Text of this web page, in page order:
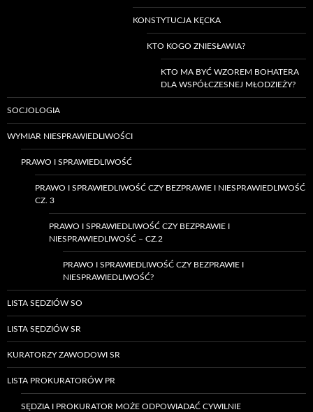
KONSTYTUCJA KĘCKA
KTO KOGO ZNIESŁAWIA?
KTO MA BYĆ WZOREM BOHATERA
DLA WSPÓŁCZESNEJ MŁODZIEŻY?
SOCJOLOGIA
WYMIAR NIESPRAWIEDLIWOŚCI
PRAWO I SPRAWIEDLIWOŚĆ
PRAWO I SPRAWIEDLIWOŚĆ CZY BEZPRAWIE I NIESPRAWIEDLIWOŚĆ
CZ. 3
PRAWO I SPRAWIEDLIWOŚĆ CZY BEZPRAWIE I
NIESPRAWIEDLIWOŚĆ – CZ.2
PRAWO I SPRAWIEDLIWOŚĆ CZY BEZPRAWIE I
NIESPRAWIEDLIWOŚĆ?
LISTA SĘDZIÓW SO
LISTA SĘDZIÓW SR
KURATORZY ZAWODOWI SR
LISTA PROKURATORÓW PR
SĘDZIA I PROKURATOR MOŻE ODPOWIADAĆ CYWILNIE